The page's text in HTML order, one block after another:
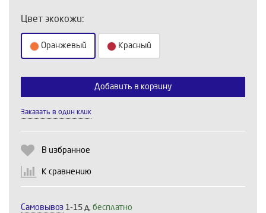
Цвет экокожи:
Оранжевый Красный
Выберите количество:
Продолжить
Добавить в корзину
Заказать в один клик
В избранное
К сравнению
Самовывоз 1-15 д, бесплатно